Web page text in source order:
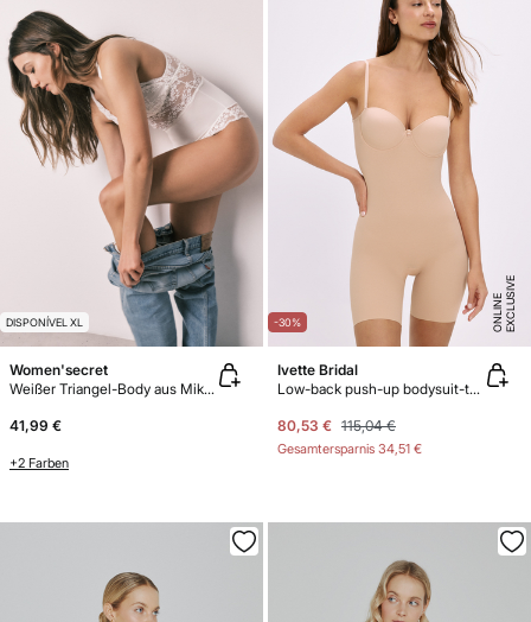
DISPONÍVEL XL
Women'secret
Weißer Triangel-Body aus Mikrofaser und Spitze
41,99 €
+2 Farben
-30% E
X
C
L
U
SI
V
E
O
N
LI
N
E
Ivette Bridal
Low-back push-up bodysuit-trousers
80,53 € 115,04 €
Gesamtersparnis 34,51 €